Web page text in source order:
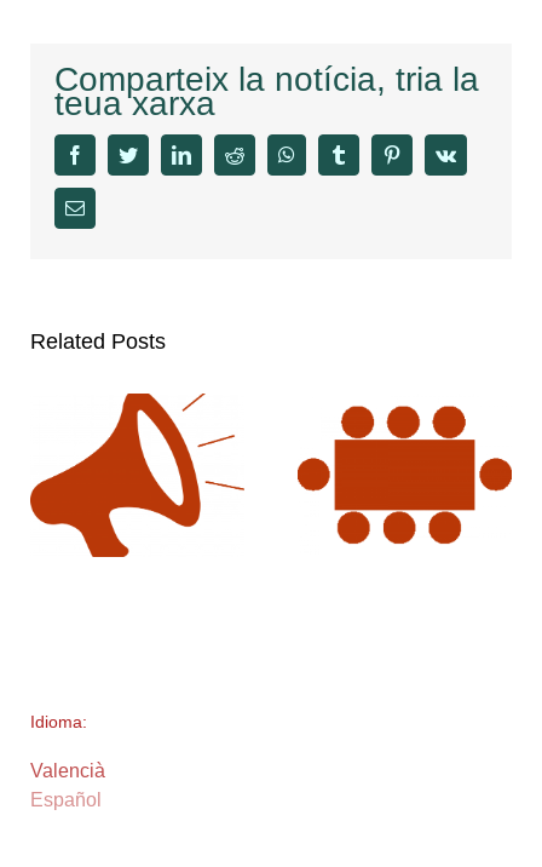
Comparteix la notícia, tria la
teua xarxa
facebooktwitter linkedinreddit whatsapptumblr pinterestvk
Email
Related Posts
Idioma:
Valencià
Español